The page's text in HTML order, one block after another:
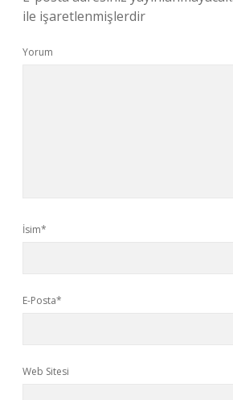
ile işaretlenmişlerdir
Yorum
İsim*
E-Posta*
Web Sitesi